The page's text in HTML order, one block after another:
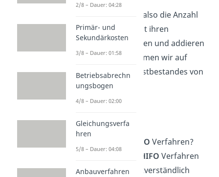
Wir multiplizieren also die Anzahl
der Holzbretter mit ihren
zugehörigen Preisen und addieren
die Werte. So kommen wir auf
einen Wert des Restbestandes von
2.370 €.
Fazit
LOFO Verfahren?
HIFO Verfahren
können hier selbstverständlich
2/8 – Dauer: 04:28
Primär- und
Sekundärkosten
3/8 – Dauer: 01:58
Betriebsabrechn
ungsbogen
4/8 – Dauer: 02:00
Gleichungsverfa
hren
5/8 – Dauer: 04:08
Anbauverfahren